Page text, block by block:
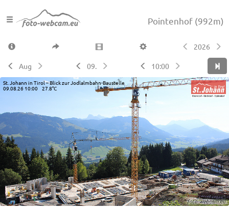
Pointenhof (992m)
2026
Aug 09. 10:00
St. Johann in Tirol – Blick zur Jodlalmbahn-Baustelle
09.08.26 10:00 27.8°C